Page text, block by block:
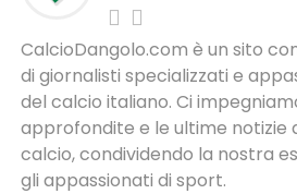
CalcioDangolo.com è un sito
di giornalisti specializzati e
del calcio italiano. Ci
approfondite e le ultime notizie
calcio, condividendo la nostra
gli appassionati di sport.